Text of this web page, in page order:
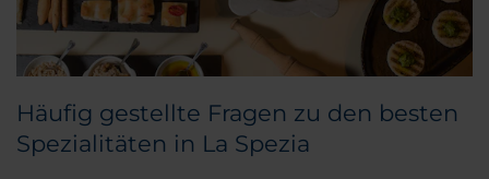
Häufig gestellte Fragen zu den besten
Spezialitäten in La Spezia